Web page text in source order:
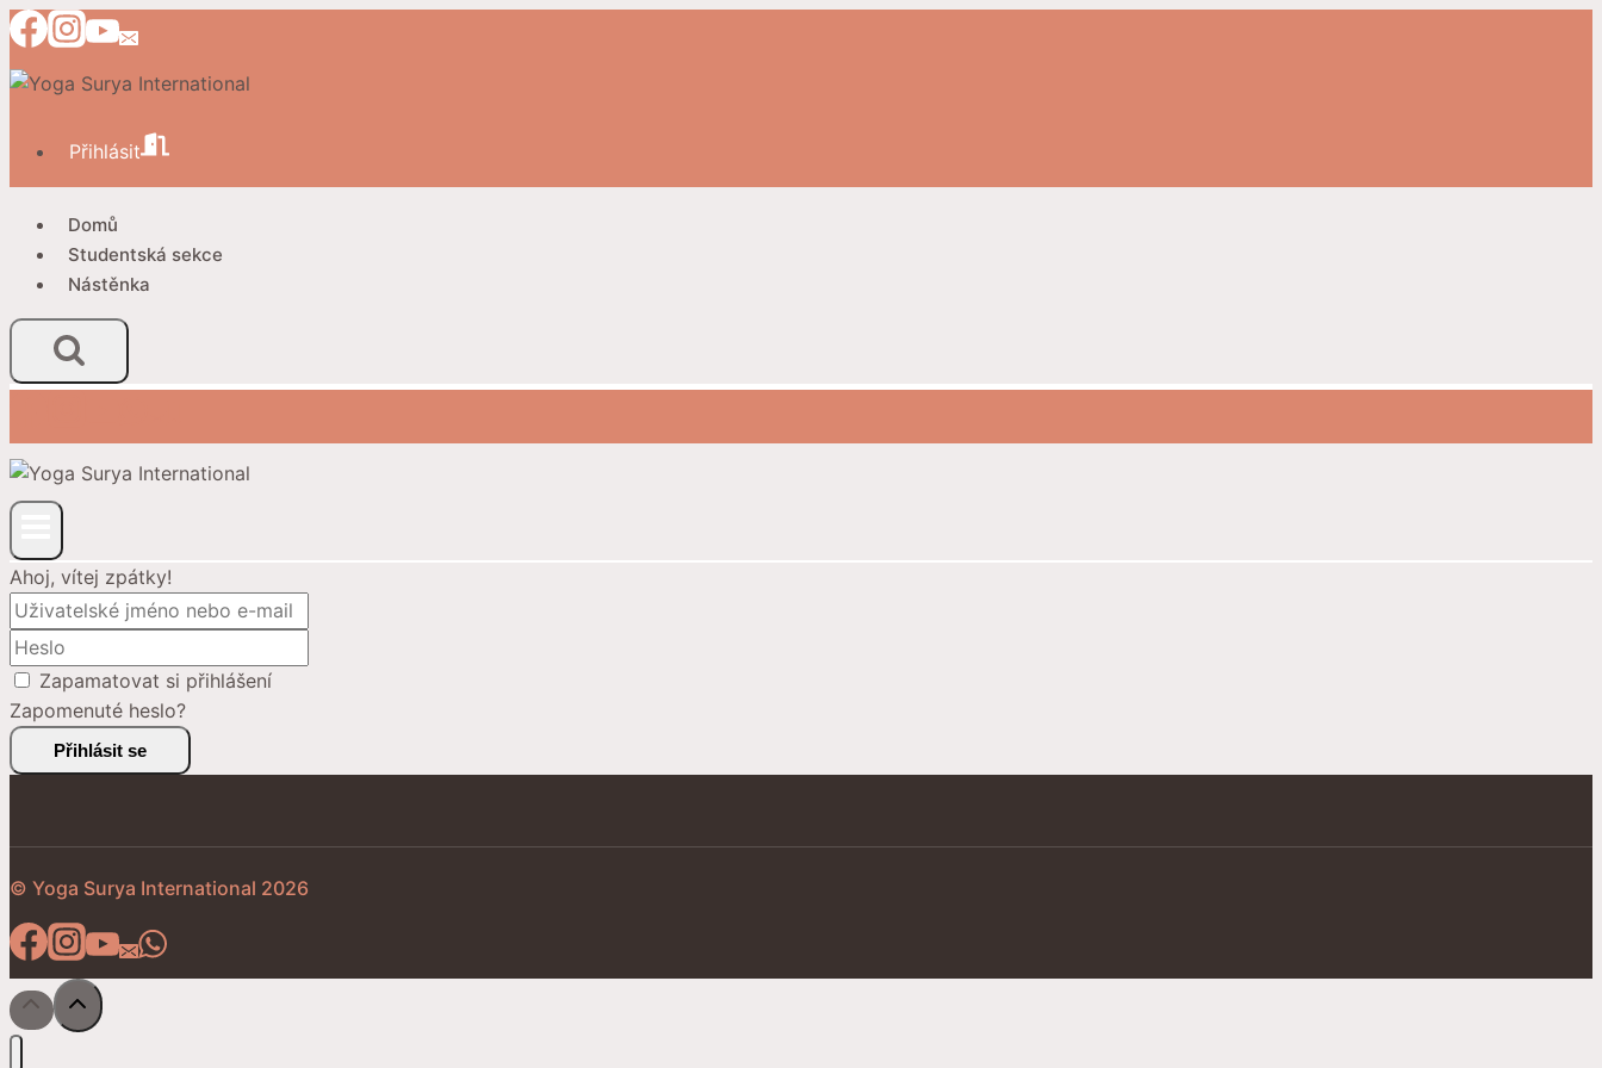
Přeskočit
na
obsah
Přihlásit
Domů
Studentská sekce
Nástěnka
Ahoj, vítej zpátky!
Zapamatovat si přihlášení
Zapomenuté heslo?
Přihlásit se
© Yoga Surya International 2026